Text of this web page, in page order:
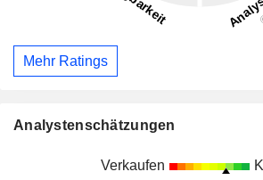
Mehr Ratings
Analystenschätzungen
Verkaufen